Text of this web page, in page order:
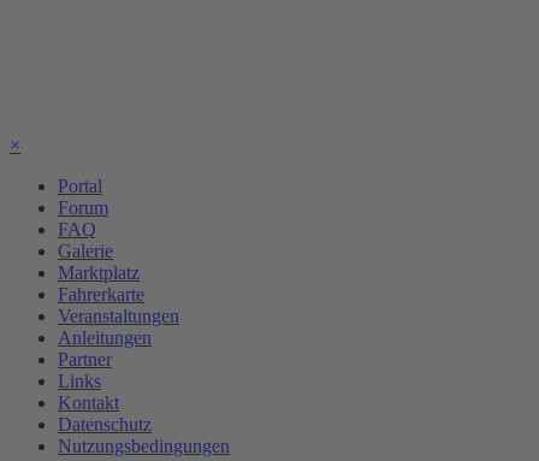
×
Portal
Forum
FAQ
Galerie
Marktplatz
Fahrerkarte
Veranstaltungen
Anleitungen
Partner
Links
Kontakt
Datenschutz
Nutzungsbedingungen